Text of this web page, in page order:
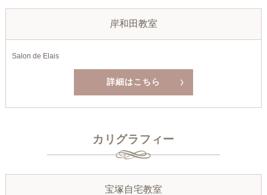
岸和田教室
Salon de Elais
詳細はこちら
カリグラフィー
宝塚自宅教室